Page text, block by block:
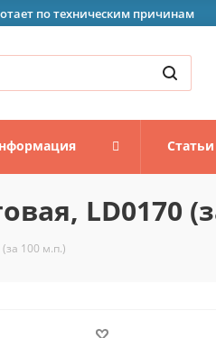
по техническим причинам
Статьи
LD0170
100 м.п.)